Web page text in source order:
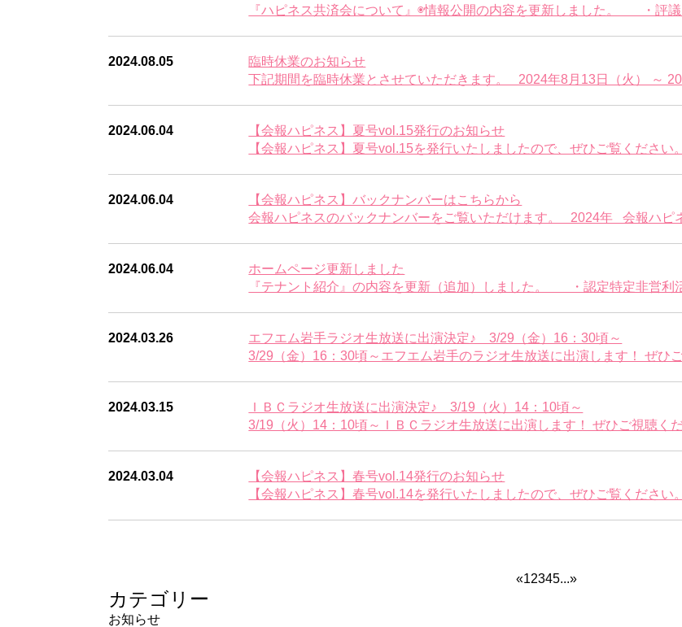
『ハピネス共済会について』◉情報公開の内容を更新しました。 ・
2024.08.05
臨時休業のお知らせ
下記期間を臨時休業とさせていただきます。 2024年8月13日（火） ～
2024.06.04
【会報ハピネス】夏号vol.15発行のお知らせ
【会報ハピネス】夏号vol.15を発行いたしましたので、ぜひご覧くださ
2024.06.04
【会報ハピネス】バックナンバーはこちらから
会報ハピネスのバックナンバーをご覧いただけます。 2024年 会報ハピ
2024.06.04
ホームページ更新しました
『テナント紹介』の内容を更新（追加）しました。 ・認定特定非営
2024.03.26
エフエム岩手ラジオ生放送に出演決定♪ 3/29（金）16：30頃～
3/29（金）16：30頃～エフエム岩手のラジオ生放送に出演します！ ぜひ
2024.03.15
ＩＢＣラジオ生放送に出演決定♪ 3/19（火）14：10頃～
3/19（火）14：10頃～ＩＢＣラジオ生放送に出演します！ ぜひご視聴く
2024.03.04
【会報ハピネス】春号vol.14発行のお知らせ
【会報ハピネス】春号vol.14を発行いたしましたので、ぜひご覧くださ
«12345...»
カテゴリー
お知らせ